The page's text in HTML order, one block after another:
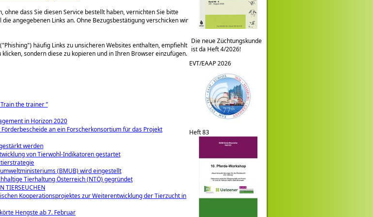
ohne dass Sie diesen Service bestellt haben, vernichten Sie bitte
angegebenen Links an. Ohne Bezugsbestätigung verschicken wir
Phishing ) häufig Links zu unsicheren Websites enthalten, empfiehlt
klicken, sondern diese zu kopieren und in Ihren Browser einzufügen.
the trainer ”
in Horizon 2020
an ein Forscherkonsortium für das Projekt
werden
von Tierwohl-Indikatoren gestartet
(BMUB) wird eingestellt
Tierhaltung Österreich (NTÖ) gegründet
TIERSEUCHEN
Kooperationsprojektes zur Weiterentwicklung der Tierzucht in
Hengste ab 7. Februar
Die neue Züchtungskunde
ist da Heft 4/2026!
EVT/EAAP 2026
Heft 83